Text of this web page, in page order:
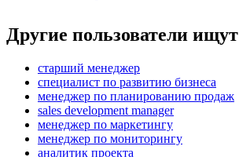
Другие пользователи ищут
старший менеджер
специалист по развитию бизнеса
менеджер по планированию продаж
sales development manager
менеджер по маркетингу
менеджер по мониторингу
аналитик проекта